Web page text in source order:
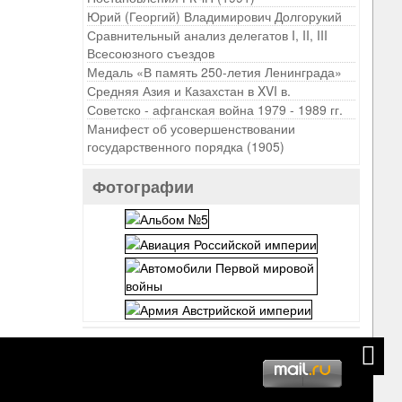
Юрий (Георгий) Владимирович Долгорукий
Сравнительный анализ делегатов I, II, III
Всесоюзного съездов
Медаль «В память 250-летия Ленинграда»
Средняя Азия и Казахстан в XVI в.
Советско - афганская война 1979 - 1989 гг.
Манифест об усовершенствовании
государственного порядка (1905)
Фотографии